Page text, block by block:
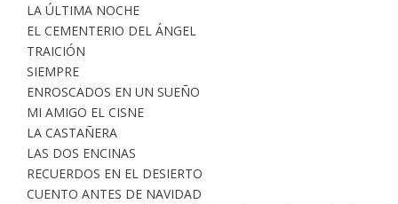
LA ÚLTIMA NOCHE
EL CEMENTERIO DEL ÁNGEL
TRAICIÓN
SIEMPRE
ENROSCADOS EN UN SUEÑO
MI AMIGO EL CISNE
LA CASTAÑERA
LAS DOS ENCINAS
RECUERDOS EN EL DESIERTO
CUENTO ANTES DE NAVIDAD